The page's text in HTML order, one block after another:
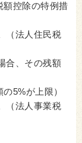
額控除の特例措
（法人住民税
合、その残額
5%が上限）
（法人事業税